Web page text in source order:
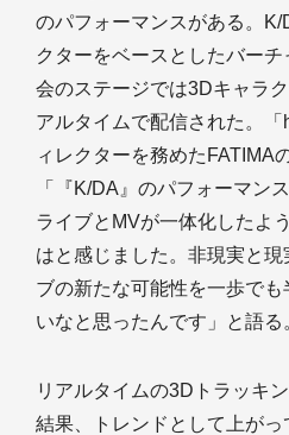
のパフォーマンスがある。K/
クターをベースとしたバー
会のステージでは3Dキャラ
アルタイムで配信された。
ィレクターを務めたFATIMA
「『K/DA』のパフォーマン
ライブとMVが一体化したよ
はと感じました。非現実と
ブの新たな可能性を一歩で
いなと思ったんです」と語る
リアルタイムの3Dトラッキ
結果、トレンドとして上が